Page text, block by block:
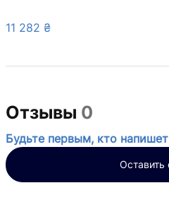
11 282 ₴
Отзывы 0
Будьте первым, кто
Оставить